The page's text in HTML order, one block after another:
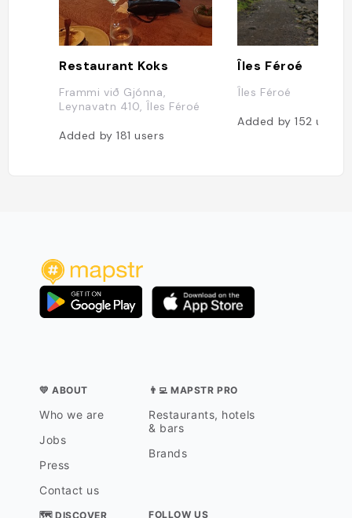
Restaurant Koks
Frammi við Gjónna,
Leynavatn 410, Îles Féroé
Added by181users
Îles Féroé
Îles Féroé
Added by152users
💛 ABOUT
Who we are
Jobs
Press
Contact us
👨‍💻 MAPSTR PRO
Restaurants, hotels
& bars
Brands
🗺 DISCOVER FOLLOW US